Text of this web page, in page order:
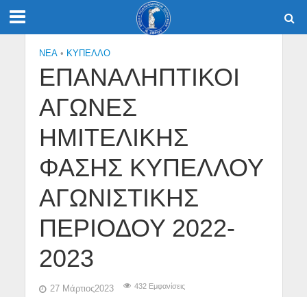
NEA • ΚΎΠΕΛΛΟ
ΕΠΑΝΑΛΗΠΤΙΚΟΙ
ΑΓΩΝΕΣ
ΗΜΙΤΕΛΙΚΗΣ
ΦΑΣΗΣ ΚΥΠΕΛΛΟΥ
ΑΓΩΝΙΣΤΙΚΗΣ
ΠΕΡΙΟΔΟΥ 2022-
2023
27 Μάρτιος2023 432 Εμφανίσεις